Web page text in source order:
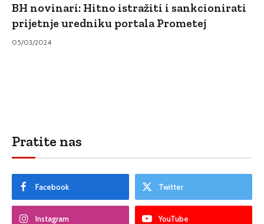
BH novinari: Hitno istražiti i sankcionirati
prijetnje uredniku portala Prometej
05/03/2024
Pratite nas
Facebook Twitter
Instagram YouTube